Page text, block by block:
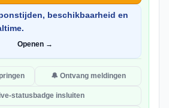
beschikbaarheid en
Openen →
🔔 Ontvang meldingen
statusbadge insluiten